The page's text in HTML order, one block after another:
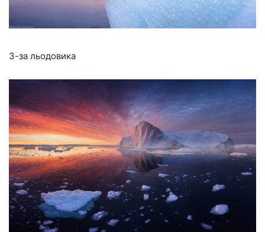
З-за льодовика